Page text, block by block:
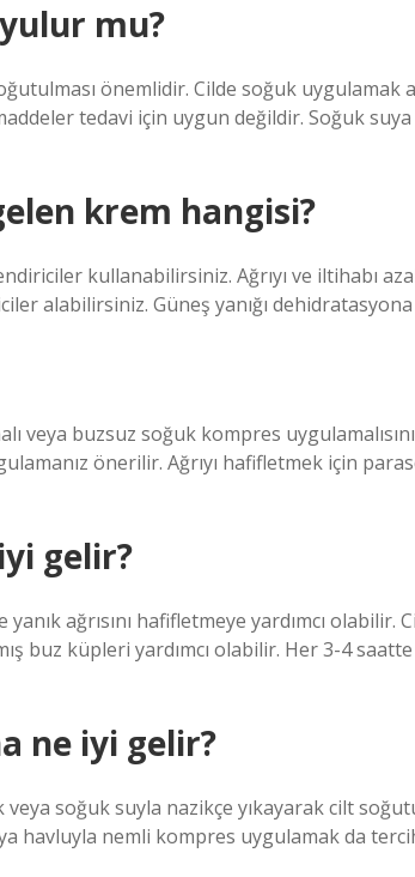
mu?
önemlidir. Cilde soğuk uygulamak
tedavi için uygun değildir. Soğuk suya
krem hangisi?
kullanabilirsiniz. Ağrıyı ve iltihabı
alabilirsiniz. Güneş yanığı
veya buzsuz soğuk kompres
önerilir. Ağrıyı hafifletmek için
gelir?
ağrısını hafifletmeye yardımcı olabilir.
buz küpleri yardımcı olabilir. Her 3-4
ne iyi gelir?
veya soğuk suyla nazikçe yıkayarak cilt
havluyla nemli kompres uygulamak da